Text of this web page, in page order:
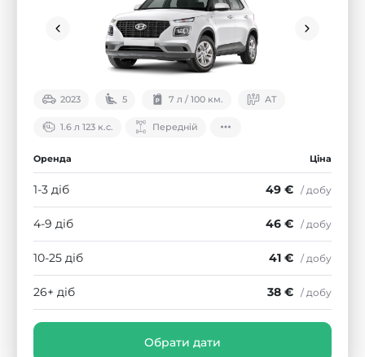
2023 5 7 л / 100 км. АТ
1.6 л 123 к.с. Передній
Оренда Ціна
1-3 діб 49 € / добу
4-9 діб 46 € / добу
10-25 діб 41 € / добу
26+ діб 38 € / добу
Обрати дати